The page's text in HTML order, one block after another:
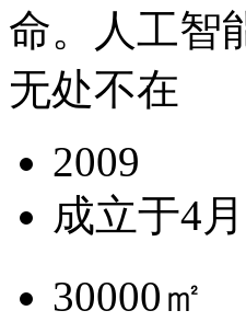
命。人工智
无处不在
2009
成立于4月
30000㎡